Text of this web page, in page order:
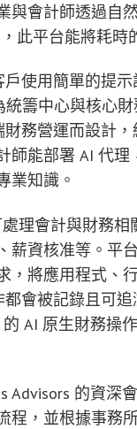
與會計師透過自
此平台能將耗
戶使用簡單的提
籌中心與核心
財務營運而設計
師能部署 AI 代
業知識。
理會計與財務
薪資核准等。平
，將應用程式、
都會被記錄且可
AI 原生財務操
Advisors 的資深
程，並根據事務